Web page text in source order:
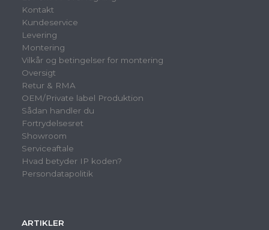
Kontakt
Kundeservice
Levering
Montering
Vilkår og betingelser for montering
Oversigt
Retur & RMA
OEM/Private label Produktion
Sådan handler du
Fortrydelsesret
Showroom
Serviceaftale
Hvad betyder IP koden?
Persondatapolitik
ARTIKLER